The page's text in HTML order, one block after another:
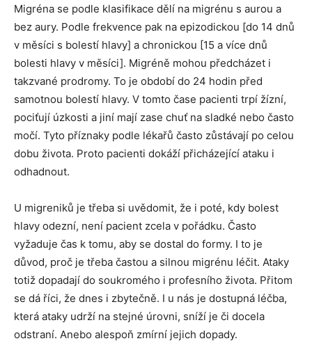
Migréna se podle klasifikace dělí na migrénu s aurou a
bez aury. Podle frekvence pak na epizodickou [do 14 dnů
v měsíci s bolestí hlavy] a chronickou [15 a více dnů
bolesti hlavy v měsíci]. Migréně mohou předcházet i
takzvané prodromy. To je období do 24 hodin před
samotnou bolestí hlavy. V tomto čase pacienti trpí žízní,
pociťují úzkosti a jiní mají zase chuť na sladké nebo často
močí. Tyto příznaky podle lékařů často zůstávají po celou
dobu života. Proto pacienti dokáží přicházející ataku i
odhadnout.
U migreniků je třeba si uvědomit, že i poté, kdy bolest
hlavy odezní, není pacient zcela v pořádku. Často
vyžaduje čas k tomu, aby se dostal do formy. I to je
důvod, proč je třeba častou a silnou migrénu léčit. Ataky
totiž dopadají do soukromého i profesního života. Přitom
se dá říci, že dnes i zbytečně. I u nás je dostupná léčba,
která ataky udrží na stejné úrovni, sníží je či docela
odstraní. Anebo alespoň zmírní jejich dopady.